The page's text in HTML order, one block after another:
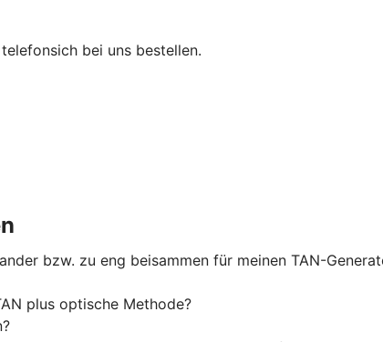
bei uns bestellen.
bzw. zu eng beisammen für meinen TAN-
plus optische Methode?